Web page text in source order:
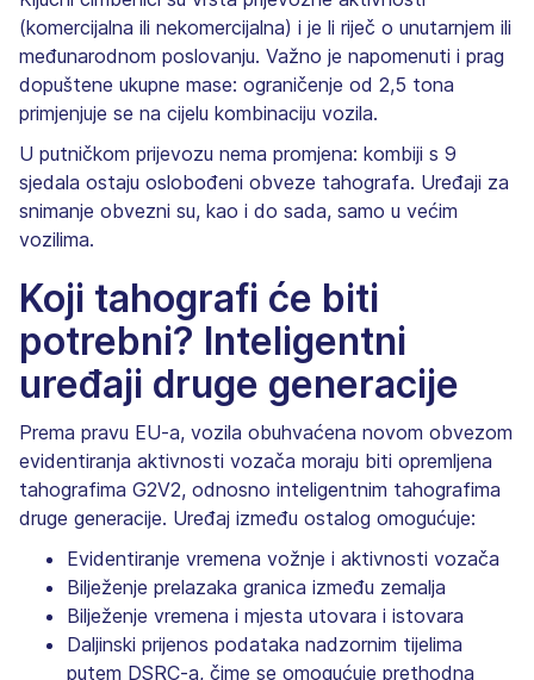
(komercijalna ili nekomercijalna) i je li riječ o unutarnjem ili
međunarodnom poslovanju. Važno je napomenuti i prag
dopuštene ukupne mase: ograničenje od 2,5 tona
primjenjuje se na cijelu kombinaciju vozila.
U putničkom prijevozu nema promjena: kombiji s 9
sjedala ostaju oslobođeni obveze tahografa. Uređaji za
snimanje obvezni su, kao i do sada, samo u većim
vozilima.
Koji tahografi će biti
potrebni? Inteligentni
uređaji druge generacije
Prema pravu EU-a, vozila obuhvaćena novom obvezom
evidentiranja aktivnosti vozača moraju biti opremljena
tahografima G2V2, odnosno inteligentnim tahografima
druge generacije. Uređaj između ostalog omogućuje:
Evidentiranje vremena vožnje i aktivnosti vozača
Bilježenje prelazaka granica između zemalja
Bilježenje vremena i mjesta utovara i istovara
Daljinski prijenos podataka nadzornim tijelima
putem DSRC-a, čime se omogućuje prethodna